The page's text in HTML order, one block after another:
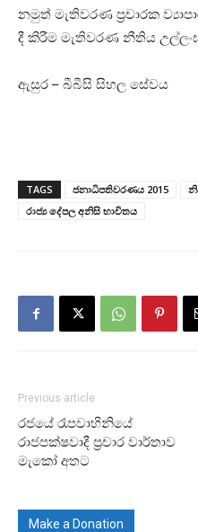
නමුත් මැතිවරණ ප්‍රචාරක
දී කිරීම මැතිවරණ නීතිය
ඇසුර – බීබීසි සිහල සේවය
TAGS ජනාධිපතිවරණය 2015
රාජ්‍ය දේපල අනිසි භාවිතය
Previous article
රජයේ රෑපවාහිනියේ
රාජපක්ෂවාදී ප්‍රචාර වාර්තාව
මැකෝ අතට
Make a Donation